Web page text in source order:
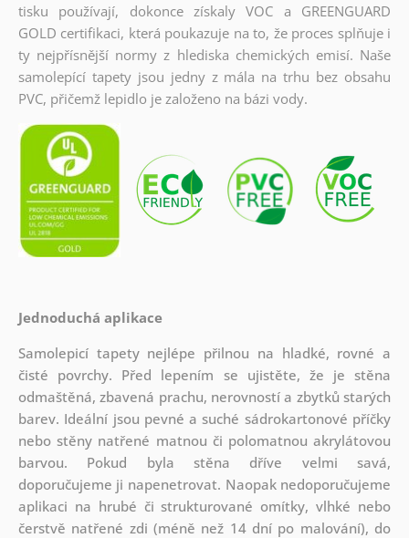
tisku používají, dokonce získaly VOC a GREENGUARD
GOLD certifikaci, která poukazuje na to, že proces splňuje i
ty nejpřísnější normy z hlediska chemických emisí. Naše
samolepící tapety jsou jedny z mála na trhu bez obsahu
PVC, přičemž lepidlo je založeno na bázi vody.
Jednoduchá aplikace
Samolepicí tapety nejlépe přilnou na hladké, rovné a
čisté povrchy. Před lepením se ujistěte, že je stěna
odmaštěná, zbavená prachu, nerovností a zbytků starých
barev. Ideální jsou pevné a suché sádrokartonové příčky
nebo stěny natřené matnou či polomatnou akrylátovou
barvou. Pokud byla stěna dříve velmi savá,
doporučujeme ji napenetrovat. Naopak nedoporučujeme
aplikaci na hrubé či strukturované omítky, vlhké nebo
čerstvě natřené zdi (méně než 14 dní po malování), do